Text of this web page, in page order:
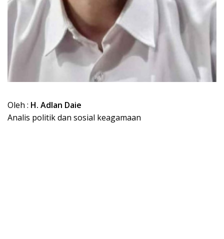
Oleh : H. Adlan Daie
Analis politik dan sosial keagamaan